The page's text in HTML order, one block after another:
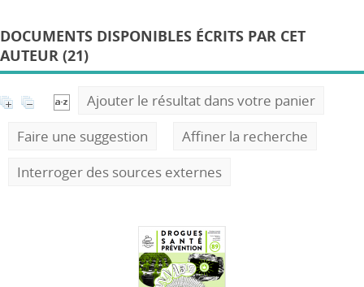
DOCUMENTS DISPONIBLES ÉCRITS PAR CET
AUTEUR (21)
Ajouter le résultat dans votre panier
Faire une suggestion
Affiner la recherche
Interroger des sources externes